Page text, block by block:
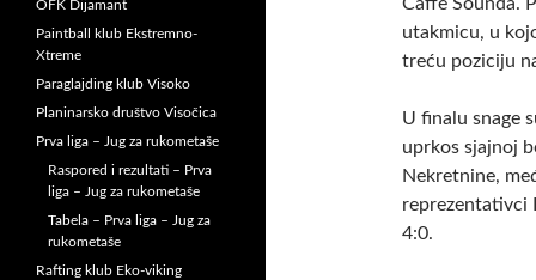
utakmicu, u
treću poziciju
U finalu snage
uprkos sjajnoj
Nekretnine,
reprezentativci
4:0.
OFK Dijamant
Paintball klub Ekstremno-
Xtreme
Paraglajding klub Visoko
Planinarsko društvo Visočica
Prva liga – Jug za rukometaše
Raspored i rezultati – Prva
liga – Jug za rukometaše
Tabela – Prva liga – Jug za
rukometaše
Rafting klub Eko-viking